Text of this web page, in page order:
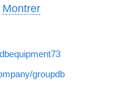
Montrer
groupdb